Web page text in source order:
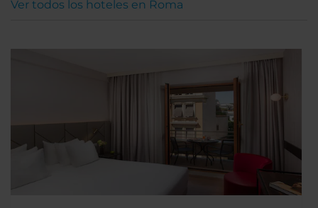
Ver todos los hoteles en Roma